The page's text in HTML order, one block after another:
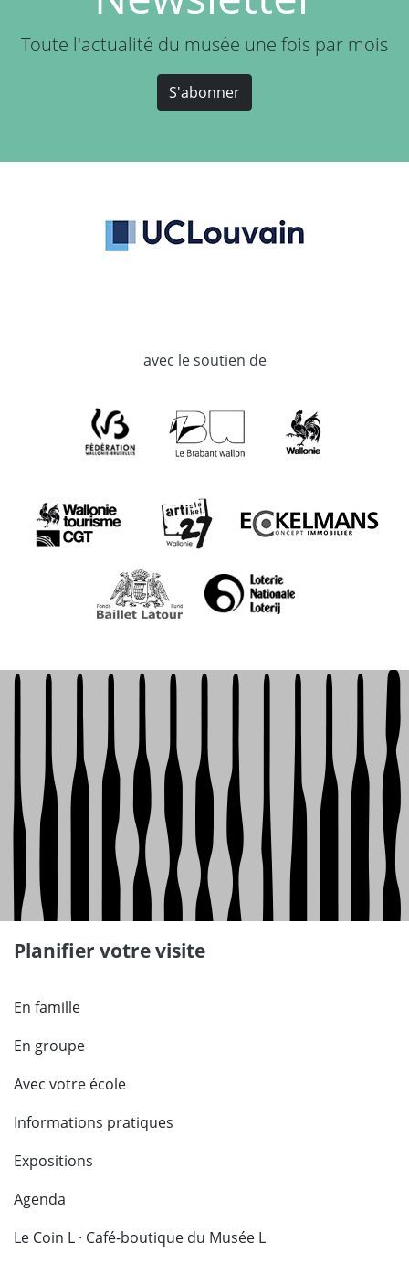
Toute l'actualité du musée une fois par mois
S'abonner
avec le soutien de
Planifier votre visite
En famille
En groupe
Avec votre école
Informations pratiques
Expositions
Agenda
Le Coin L · Café-boutique du Musée L